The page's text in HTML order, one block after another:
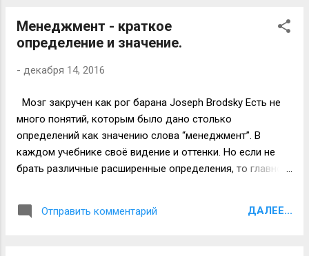
овцеводства. Необходимо выделять овец
со спокойным характером и навыками
госветслужбы происходит за счет бюджетных средств,
а частная ветеринарная практика осуществляется за
владельца. З адачи ветеринарной деятельности тоже
противоэпизоотические мероприятия и контролирует
выпуск безопасной продукции сельхозпроизводителей.
Частная ветеринарная деятельность на коммерческих
предприятиях осуществляется в ветеринарных клиниках
либо в составе производственной ветеринарной
Менеджмент - краткое
определение и значение.
- декабря 14, 2016
Мозг закручен как рог барана Joseph Brodsky Есть не
много понятий, которым было дано столько
определений как значению слова “менеджмент”. В
каждом учебнике своё видение и оттенки. Но если не
брать различные расширенные определения, то главное
управление, руководство, администрирование, дирекция,
Отправить комментарий ДАЛЕЕ...